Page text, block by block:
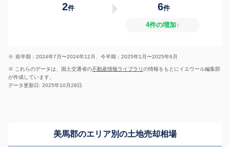
2件 6件
4件の増加↑
※ 前半期：2024年7月〜2024年12月、今半期：2025年1月〜2025年6月
※ これらのデータは、国土交通省の不動産情報ライブラリの情報をもとにイエウール編集部
が作成しています。
データ更新日: 2025年10月29日
美馬郡のエリア別の土地売却相場